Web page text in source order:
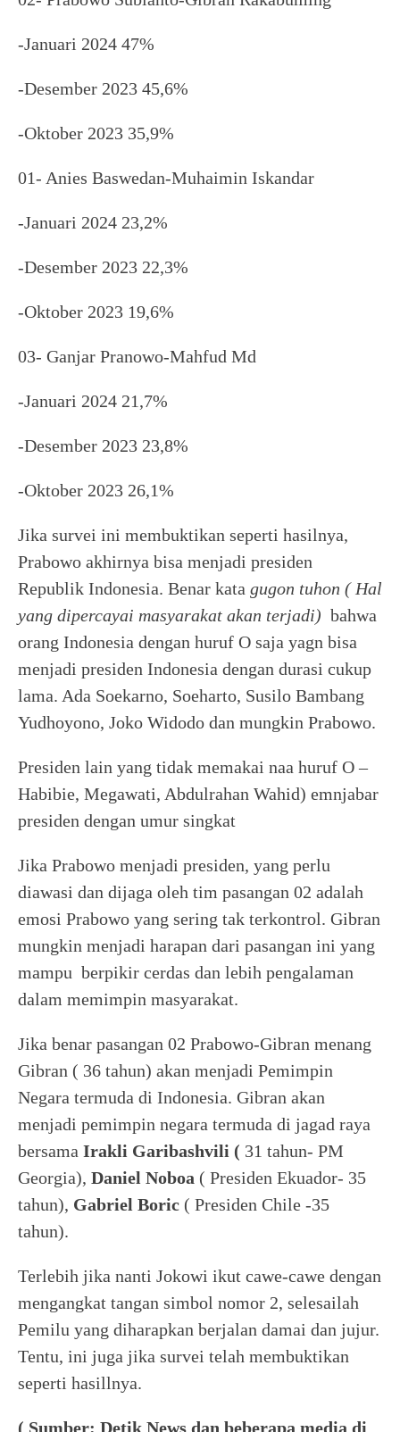
-Januari 2024 47%
-Desember 2023 45,6%
-Oktober 2023 35,9%
01- Anies Baswedan-Muhaimin Iskandar
-Januari 2024 23,2%
-Desember 2023 22,3%
-Oktober 2023 19,6%
03- Ganjar Pranowo-Mahfud Md
-Januari 2024 21,7%
-Desember 2023 23,8%
-Oktober 2023 26,1%
Jika survei ini membuktikan seperti hasilnya,
Prabowo akhirnya bisa menjadi presiden
Republik Indonesia. Benar kata gugon tuhon ( Hal
yang dipercayai masyarakat akan terjadi) bahwa
orang Indonesia dengan huruf O saja yagn bisa
menjadi presiden Indonesia dengan durasi cukup
lama. Ada Soekarno, Soeharto, Susilo Bambang
Yudhoyono, Joko Widodo dan mungkin Prabowo.
Presiden lain yang tidak memakai naa huruf O –
Habibie, Megawati, Abdulrahan Wahid) emnjabar
presiden dengan umur singkat
Jika Prabowo menjadi presiden, yang perlu
diawasi dan dijaga oleh tim pasangan 02 adalah
emosi Prabowo yang sering tak terkontrol. Gibran
mungkin menjadi harapan dari pasangan ini yang
mampu berpikir cerdas dan lebih pengalaman
dalam memimpin masyarakat.
Jika benar pasangan 02 Prabowo-Gibran menang
Gibran ( 36 tahun) akan menjadi Pemimpin
Negara termuda di Indonesia. Gibran akan
menjadi pemimpin negara termuda di jagad raya
bersama Irakli Garibashvili ( 31 tahun- PM
Georgia), Daniel Noboa ( Presiden Ekuador- 35
tahun), Gabriel Boric ( Presiden Chile -35
tahun).
Terlebih jika nanti Jokowi ikut cawe-cawe dengan
mengangkat tangan simbol nomor 2, selesailah
Pemilu yang diharapkan berjalan damai dan jujur.
Tentu, ini juga jika survei telah membuktikan
seperti hasillnya.
( Sumber: Detik News dan beberapa media di